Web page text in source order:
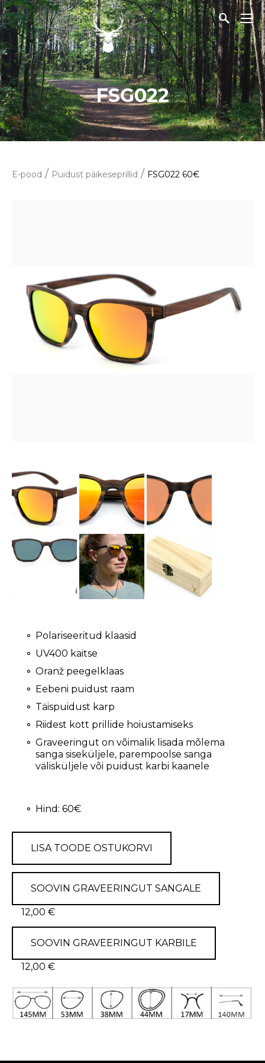
FSG022
E-pood / Puidust päikeseprillid / FSG022 60€
Polariseeritud klaasid
UV400 kaitse
Oranž peegelklaas
Eebeni puidust raam
Täispuidust karp
Riidest kott prillide hoiustamiseks
Graveeringut on võimalik lisada mõlema
sanga siseküljele, parempoolse sanga
välisküljele või puidust karbi kaanele
Hind: 60€
LISA TOODE OSTUKORVI
SOOVIN GRAVEERINGUT SANGALE
12,00 €
SOOVIN GRAVEERINGUT KARBILE
12,00 €